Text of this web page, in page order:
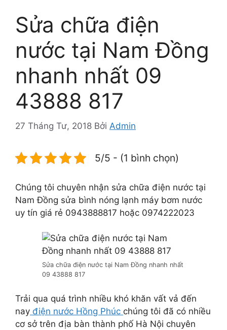
Sửa chữa điện
nước tại Nam Đồng
nhanh nhất 09
43888 817
27 Tháng Tư, 2018 Bởi Admin
5/5 - (1 bình chọn)
Chúng tôi chuyên nhận sửa chữa điện nước tại
Nam Đồng sửa bình nóng lạnh máy bơm nước
uy tín giá rẻ 0943888817 hoặc 0974222023
Sửa chữa điện nước tại Nam Đồng nhanh nhất
09 43888 817
Trải qua quá trình nhiều khó khăn vất vả đến
nay điện nước Hồng Phúc chúng tôi đã có nhiều
cơ sở trên địa bàn thành phố Hà Nội chuyên